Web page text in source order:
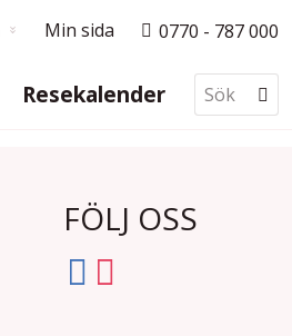
Min sida 0770 - 787 000
Resekalender
FÖLJ OSS